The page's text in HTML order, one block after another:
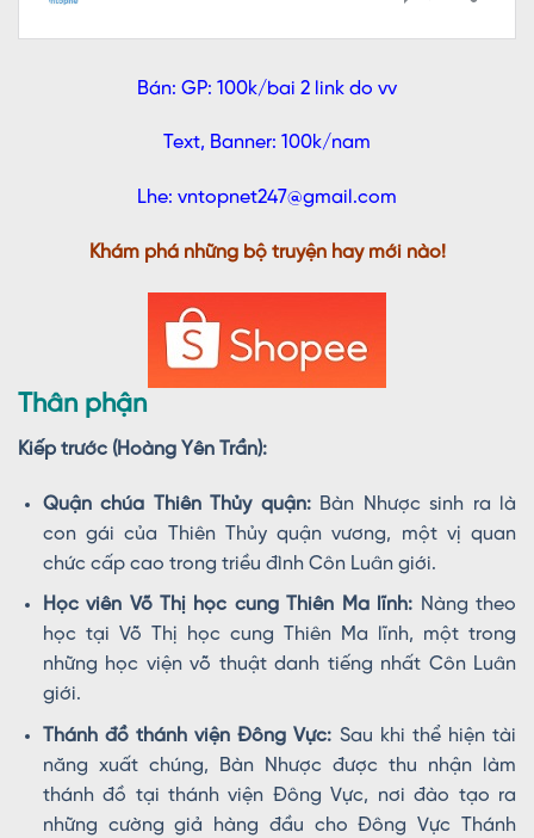
Bán: GP: 100k/bai 2 link do vv
Text, Banner: 100k/nam
Lhe: vntopnet247@gmail.com
Khám phá những bộ truyện hay mới nào!
Thân phận
Kiếp trước (Hoàng Yên Trần):
Quận chúa Thiên Thủy quận:Bàn Nhược sinh ra là
con gái của Thiên Thủy quận vương, một vị quan
chức cấp cao trong triều đình Côn Luân giới.
Học viên Võ Thị học cung Thiên Ma lĩnh: Nàng theo
học tại Võ Thị học cung Thiên Ma lĩnh, một trong
những học viện võ thuật danh tiếng nhất Côn Luân
giới.
Thánh đồ thánh viện Đông Vực: Sau khi thể hiện tài
năng xuất chúng, Bàn Nhược được thu nhận làm
thánh đồ tại thánh viện Đông Vực, nơi đào tạo ra
những cường giả hàng đầu cho Đông Vực Thánh